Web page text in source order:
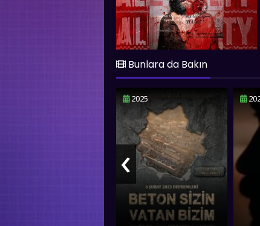
Bunlara da Bakın
2025
‹